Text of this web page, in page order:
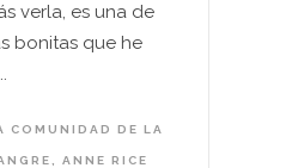
verla, es una de
bonitas que he
COMUNIDAD DE LA
ANNE RICE